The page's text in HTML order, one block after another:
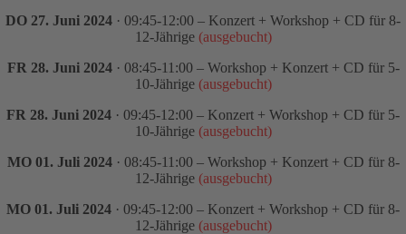
DO 27. Juni 2024 · 09:45-12:00 – Konzert + Workshop + CD für 8-
12-Jährige (ausgebucht)
FR 28. Juni 2024· 08:45-11:00 – Workshop + Konzert + CD für 5-
10-Jährige (ausgebucht)
FR 28. Juni 2024 · 09:45-12:00 – Konzert + Workshop + CD für 5-
10-Jährige (ausgebucht)
MO 01. Juli 2024· 08:45-11:00 – Workshop + Konzert + CD für 8-
12-Jährige (ausgebucht)
MO 01. Juli 2024 · 09:45-12:00 – Konzert + Workshop + CD für 8-
12-Jährige (ausgebucht)